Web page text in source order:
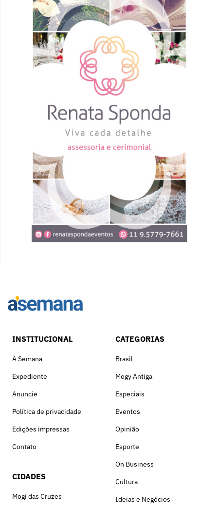
INSTITUCIONAL
A Semana
Expediente
Anuncie
Política de privacidade
Edições impressas
Contato
CIDADES
Mogi das Cruzes
CATEGORIAS
Brasil
Mogy Antiga
Especiais
Eventos
Opinião
Esporte
On Business
Cultura
Ideias e Negócios